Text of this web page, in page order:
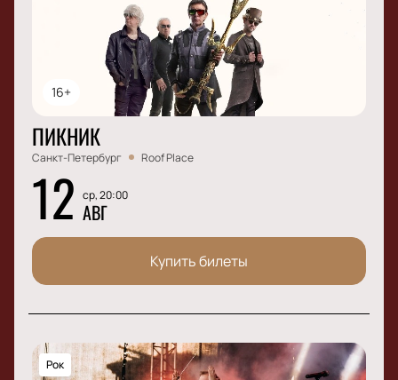
16+
ПИКНИК
Санкт-Петербург Roof Place
12 ср, 20:00
АВГ
Купить билеты
Рок